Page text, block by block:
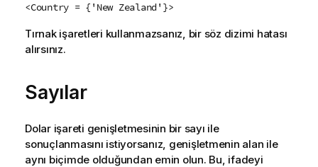
<Country = {'New Zealand'}>
Tırnak işaretleri kullanmazsanız, bir söz dizimi hatası
alırsınız.
Sayılar
Dolar işareti genişletmesinin bir sayı ile
sonuçlanmasını istiyorsanız, genişletmenin alan ile
aynı biçimde olduğundan emin olun. Bu, ifadeyi